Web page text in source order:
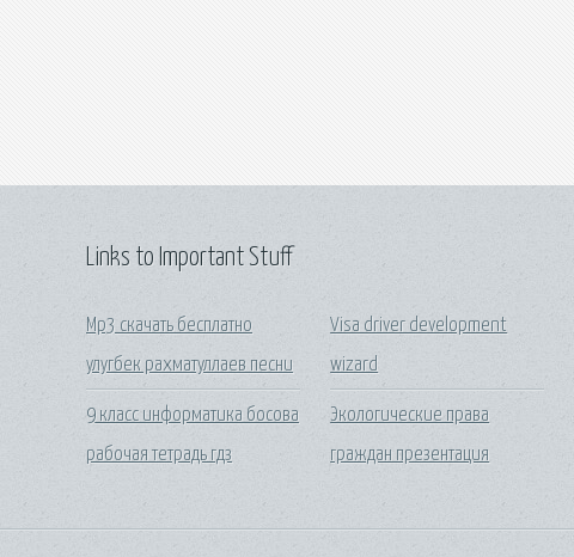
Links to Important Stuff
Mp3 скачать бесплатно
улугбек рахматуллаев песни
9 класс информатика босова
рабочая тетрадь гдз
Visa driver development
wizard
Экологические права
граждан презентация